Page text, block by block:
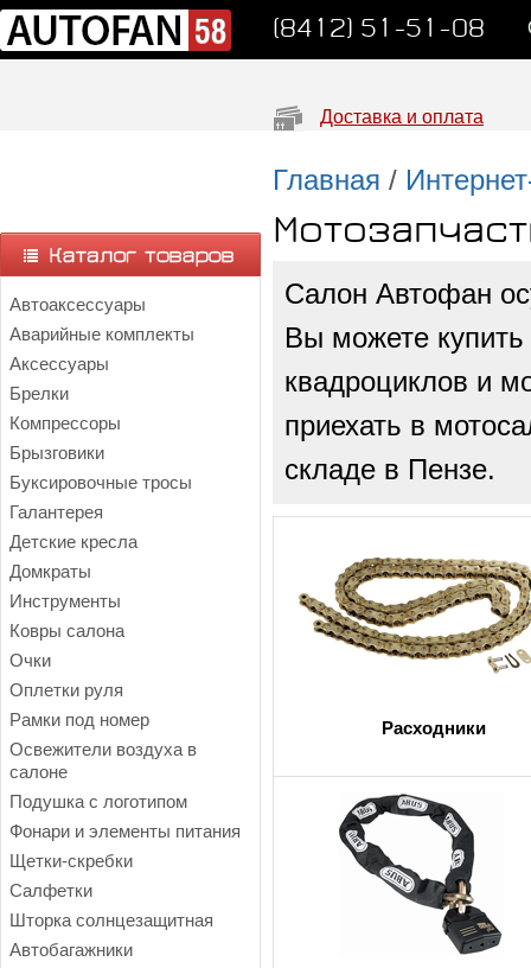
(8412) 51-51-08
Доставка и оплата
Автоаксессуары
Аварийные комплекты
Аксессуары
Брелки
Компрессоры
Брызговики
Буксировочные тросы
Галантерея
Детские кресла
Домкраты
Инструменты
Ковры салона
Очки
Оплетки руля
Рамки под номер
Освежители воздуха в
салоне
Подушка с логотипом
Фонари и элементы питания
Щетки-скребки
Салфетки
Шторка солнцезащитная
Автобагажники
Главная /
Салон Автофан
Вы можете купить
квадроциклов и
приехать в
складе в Пензе.
Расходники